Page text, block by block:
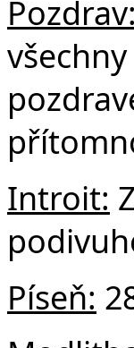
Pozdrav:
Introit:
Píseň: